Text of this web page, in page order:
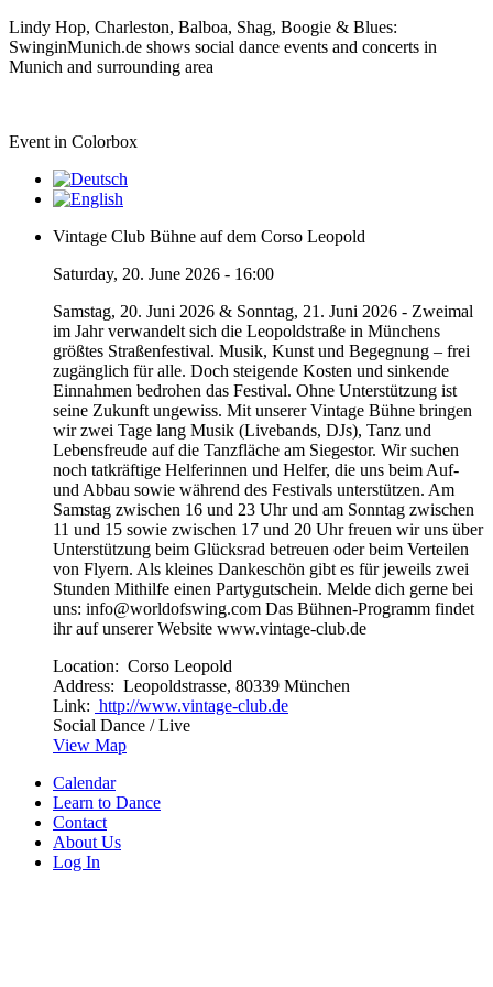
Lindy Hop, Charleston, Balboa, Shag, Boogie & Blues:
SwinginMunich.de shows social dance events and concerts in
Munich and surrounding area
Event in Colorbox
Vintage Club Bühne auf dem Corso Leopold
Saturday, 20. June 2026 - 16:00
Samstag, 20. Juni 2026 & Sonntag, 21. Juni 2026 - Zweimal
im Jahr verwandelt sich die Leopoldstraße in Münchens
größtes Straßenfestival. Musik, Kunst und Begegnung – frei
zugänglich für alle. Doch steigende Kosten und sinkende
Einnahmen bedrohen das Festival. Ohne Unterstützung ist
seine Zukunft ungewiss. Mit unserer Vintage Bühne bringen
wir zwei Tage lang Musik (Livebands, DJs), Tanz und
Lebensfreude auf die Tanzfläche am Siegestor. Wir suchen
noch tatkräftige Helferinnen und Helfer, die uns beim Auf-
und Abbau sowie während des Festivals unterstützen. Am
Samstag zwischen 16 und 23 Uhr und am Sonntag zwischen
11 und 15 sowie zwischen 17 und 20 Uhr freuen wir uns über
Unterstützung beim Glücksrad betreuen oder beim Verteilen
von Flyern. Als kleines Dankeschön gibt es für jeweils zwei
Stunden Mithilfe einen Partygutschein. Melde dich gerne bei
uns: info@worldofswing.com Das Bühnen-Programm findet
ihr auf unserer Website www.vintage-club.de
Location: Corso Leopold
Address: Leopoldstrasse, 80339 München
Link: http://www.vintage-club.de
Social Dance / Live
View Map
Calendar
Learn to Dance
Contact
About Us
Log In